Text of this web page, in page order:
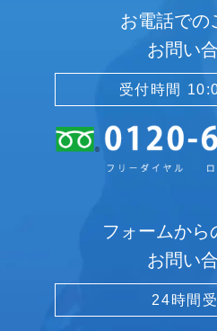
お電話での
お問い
受付時間
フォームから
お問い
24時間